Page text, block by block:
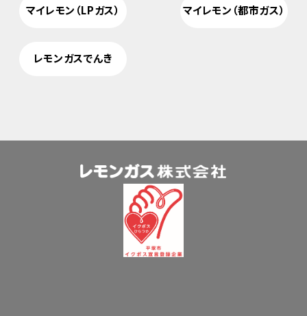
マイレモン（LPガス） マイレモン（都市ガス）
レモンガスでんき